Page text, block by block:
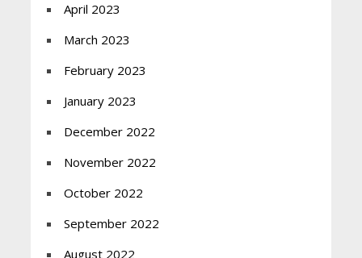
April 2023
March 2023
February 2023
January 2023
December 2022
November 2022
October 2022
September 2022
August 2022